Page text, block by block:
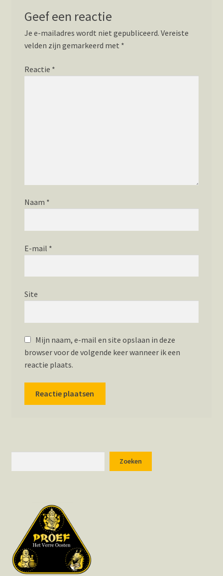
Geef een reactie
Je e-mailadres wordt niet gepubliceerd. Vereiste
velden zijn gemarkeerd met *
Reactie *
Naam *
E-mail *
Site
Mijn naam, e-mail en site opslaan in deze
browser voor de volgende keer wanneer ik een
reactie plaats.
Zoeken